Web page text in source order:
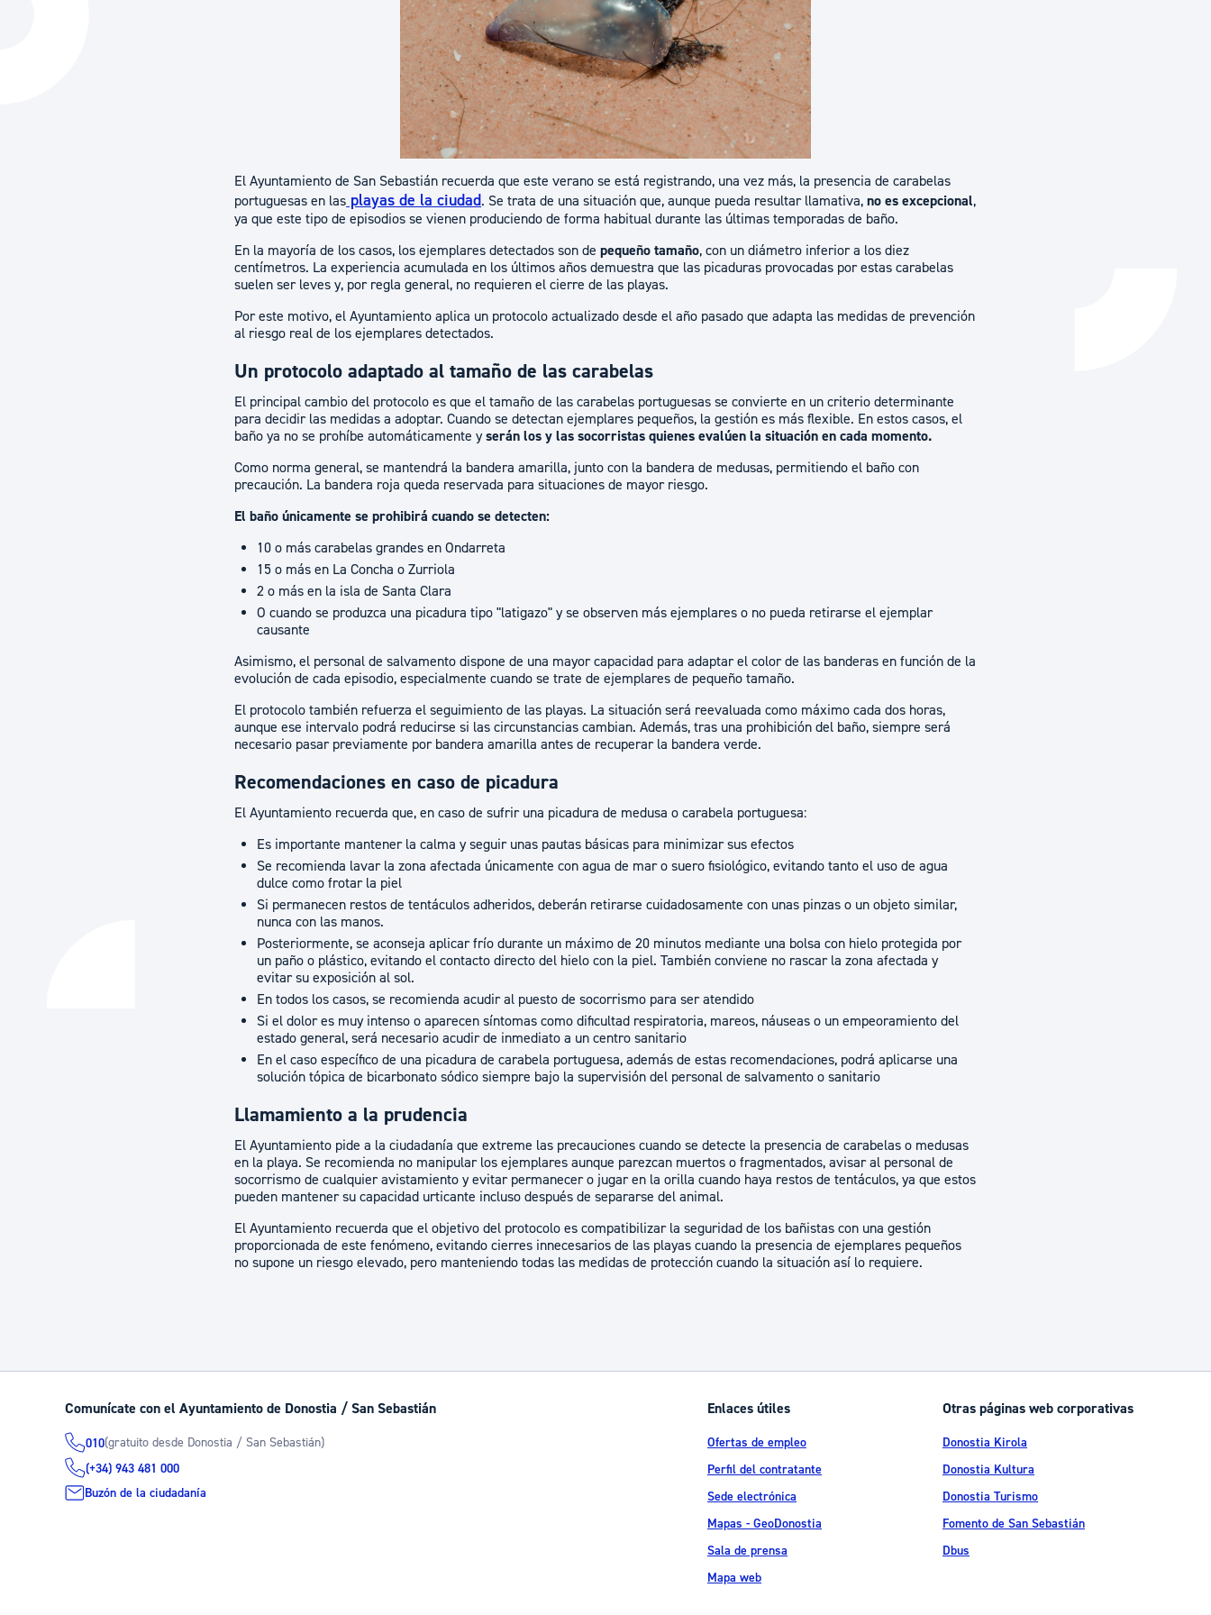
Actualidad
Agenda cultural
Administración municipal
Tablón de anuncios oficiales
Calendario fiscal
Portal de transparencia
El Ayuntamiento de San Sebastián recuerda que este verano se está registrando, una vez más, la presencia de carabelas
portuguesas en las playas de la ciudad. Se trata de una situación que, aunque pueda resultar llamativa,no es excepcional,
ya que este tipo de episodios se vienen produciendo de forma habitual durante las últimas temporadas de baño.
En la mayoría de los casos, los ejemplares detectados son depequeño tamaño, con un diámetro inferior a los diez
centímetros. La experiencia acumulada en los últimos años demuestra que las picaduras provocadas por estas carabelas
suelen ser leves y, por regla general, no requieren el cierre de las playas.
Por este motivo, el Ayuntamiento aplica un protocolo actualizado desde el año pasado que adapta las medidas de prevención
al riesgo real de los ejemplares detectados.
Un protocolo adaptado al tamaño de las carabelas
El principal cambio del protocolo es que el tamaño de las carabelas portuguesas se convierte en un criterio determinante
para decidir las medidas a adoptar. Cuando se detectan ejemplares pequeños, la gestión es más flexible. En estos casos, el
baño ya no se prohíbe automáticamente yserán los y las socorristas quienes evalúen la situación en cada momento.
Como norma general, se mantendrá la bandera amarilla, junto con la bandera de medusas, permitiendo el baño con
precaución. La bandera roja queda reservada para situaciones de mayor riesgo.
El baño únicamente se prohibirá cuando se detecten:
10 o más carabelas grandes en Ondarreta
15 o más en La Concha o Zurriola
2 o más en la isla de Santa Clara
O cuando se produzca una picadura tipo "latigazo" y se observen más ejemplares o no pueda retirarse el ejemplar
causante
Asimismo, el personal de salvamento dispone de una mayor capacidad para adaptar el color de las banderas en función de la
evolución de cada episodio, especialmente cuando se trate de ejemplares de pequeño tamaño.
El protocolo también refuerza el seguimiento de las playas. La situación será reevaluada como máximo cada dos horas,
aunque ese intervalo podrá reducirse si las circunstancias cambian. Además, tras una prohibición del baño, siempre será
necesario pasar previamente por bandera amarilla antes de recuperar la bandera verde.
Recomendaciones en caso de picadura
El Ayuntamiento recuerda que, en caso de sufrir una picadura de medusa o carabela portuguesa:
Es importante mantener la calma y seguir unas pautas básicas para minimizar sus efectos
Se recomienda lavar la zona afectada únicamente con agua de mar o suero fisiológico, evitando tanto el uso de agua
dulce como frotar la piel
Si permanecen restos de tentáculos adheridos, deberán retirarse cuidadosamente con unas pinzas o un objeto similar,
nunca con las manos.
Posteriormente, se aconseja aplicar frío durante un máximo de 20 minutos mediante una bolsa con hielo protegida por
un paño o plástico, evitando el contacto directo del hielo con la piel. También conviene no rascar la zona afectada y
evitar su exposición al sol.
En todos los casos, se recomienda acudir al puesto de socorrismo para ser atendido
Si el dolor es muy intenso o aparecen síntomas como dificultad respiratoria, mareos, náuseas o un empeoramiento del
estado general, será necesario acudir de inmediato a un centro sanitario
En el caso específico de una picadura de carabela portuguesa, además de estas recomendaciones, podrá aplicarse una
solución tópica de bicarbonato sódico siempre bajo la supervisión del personal de salvamento o sanitario
Llamamiento a la prudencia
El Ayuntamiento pide a la ciudadanía que extreme las precauciones cuando se detecte la presencia de carabelas o medusas
en la playa. Se recomienda no manipular los ejemplares aunque parezcan muertos o fragmentados, avisar al personal de
socorrismo de cualquier avistamiento y evitar permanecer o jugar en la orilla cuando haya restos de tentáculos, ya que estos
pueden mantener su capacidad urticante incluso después de separarse del animal.
El Ayuntamiento recuerda que el objetivo del protocolo es compatibilizar la seguridad de los bañistas con una gestión
proporcionada de este fenómeno, evitando cierres innecesarios de las playas cuando la presencia de ejemplares pequeños
no supone un riesgo elevado, pero manteniendo todas las medidas de protección cuando la situación así lo requiere.
Comunícate con el Ayuntamiento de Donostia / San Sebastián
010(gratuito desde Donostia / San Sebastián)
(+34) 943 481 000
Buzón de la ciudadanía
Enlaces útiles
Ofertas de empleo
Perfil del contratante
Sede electrónica
Mapas - GeoDonostia
Sala de prensa
Mapa web
Otras páginas web corporativas
Donostia Kirola
Donostia Kultura
Donostia Turismo
Fomento de San Sebastián
Dbus